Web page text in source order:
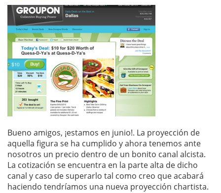
Bueno amigos, ¡estamos en junio!. La proyección de
aquella figura se ha cumplido y ahora tenemos ante
nosotros un precio dentro de un bonito canal alcista.
La cotización se encuentra en la parte alta de dicho
canal y caso de superarlo tal como creo que acabará
haciendo tendríamos una nueva proyección chartista.